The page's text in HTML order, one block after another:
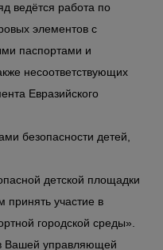
ведётся работа по
элементов с
паспортами и
несоответствующих
Евразийского
безопасности детей,
детской площадки
принять участие в
городской среды».
Вашей управляющей